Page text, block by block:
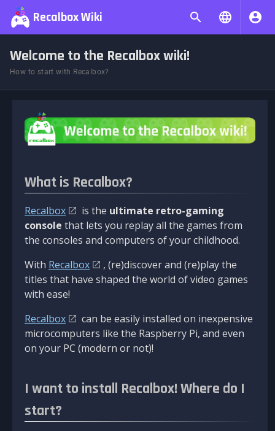
Recalbox Wiki
Welcome to the Recalbox wiki!
How to start with Recalbox?
What is Recalbox?
Recalbox is the ultimate retro-gaming
console that lets you replay all the games from
the consoles and computers of your childhood.
With Recalbox
, (re)discover and (re)play the
titles that have shaped the world of video games
with ease!
Recalbox
can be easily installed on inexpensive
microcomputers like the Raspberry Pi, and even
on your PC (modern or not)!
I want to install Recalbox! Where do I
start?